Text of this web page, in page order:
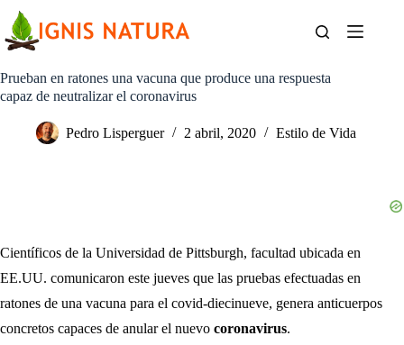
contenido
Prueban en ratones una vacuna que produce una respuesta
capaz de neutralizar el coronavirus
Pedro Lisperguer 2 abril, 2020 Estilo de Vida
Científicos de la Universidad de Pittsburgh, facultad ubicada en
EE.UU. comunicaron este jueves que las pruebas efectuadas en
ratones de una vacuna para el covid-diecinueve, genera anticuerpos
concretos capaces de anular el nuevo coronavirus.